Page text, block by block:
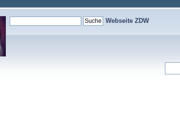
Webseite ZDW